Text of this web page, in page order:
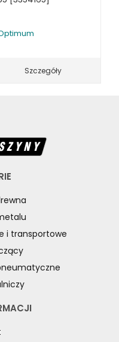
Szczegóły
i transportowe